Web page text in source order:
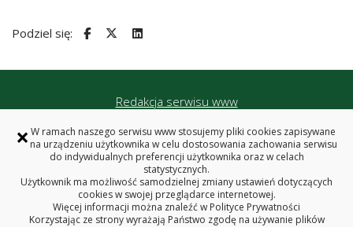
× W ramach naszego serwisu www stosujemy pliki cookies zapisywane
na urządzeniu użytkownika w celu dostosowania zachowania serwisu
do indywidualnych preferencji użytkownika oraz w celach
statystycznych.
Użytkownik ma możliwość samodzielnej zmiany ustawień dotyczących
cookies w swojej przeglądarce internetowej.
Więcej informacji można znaleźć w Polityce Prywatności
Korzystając ze strony wyrażają Państwo zgodę na używanie plików
Podziel się:
Redakcja serwisu www
Polityka prywatności
Akademicki Inkubator Przedsiębiorczości Politechniki
Białostockiej
Zwierzyniecka 4 lok. 12, 15-312 Białystok